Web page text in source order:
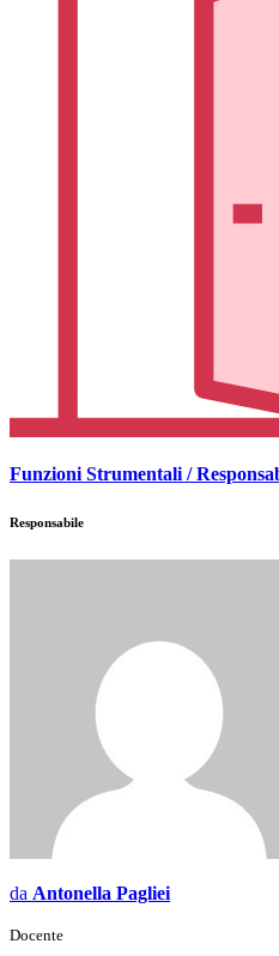
Funzioni Strumentali /
Responsabile
da Antonella Pagliei
Docente